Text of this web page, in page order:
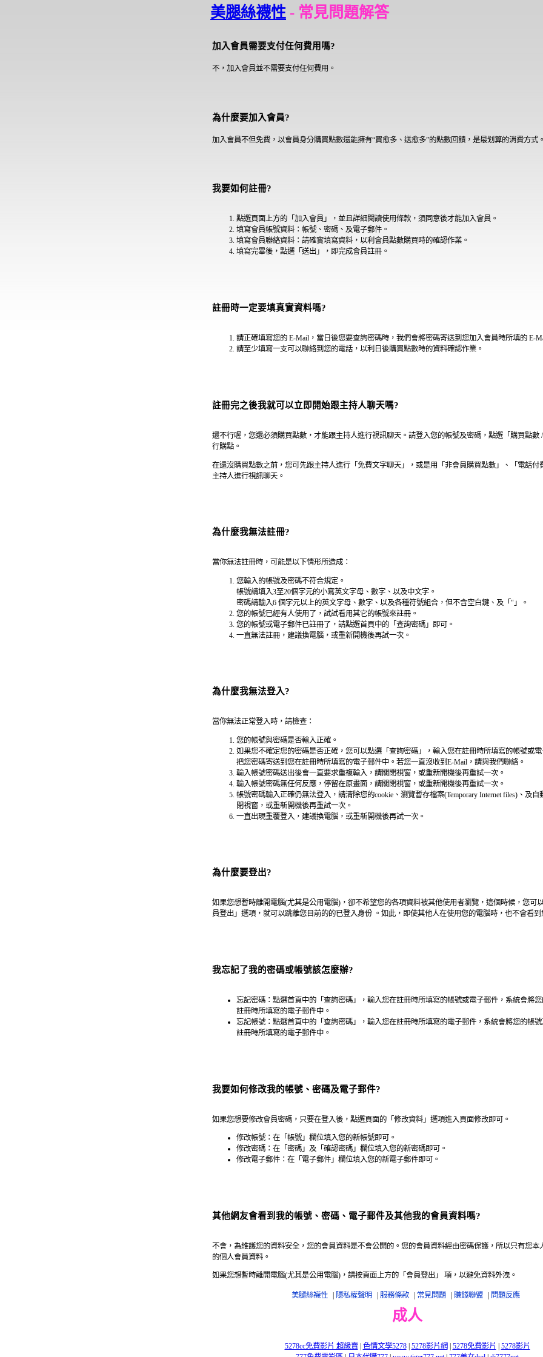
美腿絲襪性 - 常見問題解答
加入會員需要支付任何費用嗎?
不，加入會員並不需要支付任何費用。
為什麼要加入會員?
加入會員不但免費，以會員身分購買點數還能擁有“買愈多、送愈多”的點數回饋，是最划算的消費方式。
我要如何註冊?
點選頁面上方的「加入會員」，並且詳細閱讀使用條款，須同意後才能加入會員。
填寫會員帳號資料：帳號、密碼、及電子郵件。
填寫會員聯絡資料：請確實填寫資料，以利會員點數購買時的確認作業。
填寫完畢後，點選「送出」，即完成會員註冊。
註冊時一定要填真實資料嗎?
請正確填寫您的 E-Mail，當日後您要查詢密碼時，我們會將密碼寄送到您加入會員時所填的 E-
請至少填寫一支可以聯絡到您的電話，以利日後購買點數時的資料確認作業。
註冊完之後我就可以立即開始跟主持人聊天嗎?
還不行喔，您還必須購買點數，才能跟主持人進行視訊聊天。請登入您的帳號及密碼，點選「購買點數
行購點。
在還沒購買點數之前，您可先跟主持人進行「免費文字聊天」，或是用「非會員購買點數」、「電話付
主持人進行視訊聊天。
為什麼我無法註冊?
當你無法註冊時，可能是以下情形所造成：
您輸入的帳號及密碼不符合規定。
帳號請填入3至20個字元的小寫英文字母、數字、以及中文字。
密碼請輸入6 個字元以上的英文字母、數字、以及各種符號組合，但不含空白鍵、及「"」。
您的帳號已經有人使用了，試試看用其它的帳號來註冊。
您的帳號或電子郵件已註冊了，請點選首頁中的「查詢密碼」即可。
一直無法註冊，建議換電腦，或重新開機後再試一次。
為什麼我無法登入?
當你無法正常登入時，請檢查：
您的帳號與密碼是否輸入正確。
如果您不確定您的密碼是否正確，您可以點選「查詢密碼」，輸入您在註冊時所填寫的帳號或
把您密碼寄送到您在註冊時所填寫的電子郵件中。若您一直沒收到E-Mail，請與我們聯絡。
輸入帳號密碼送出後會一直要求重複輸入，請關閉視窗，或重新開機後再重試一次。
輸入帳號密碼無任何反應，停留在原畫面，請關閉視窗，或重新開機後再重試一次。
帳號密碼輸入正確仍無法登入，請清除您的cookie、瀏覽暫存檔案(Temporary Internet files)、及
閉視窗，或重新開機後再重試一次。
一直出現重覆登入，建議換電腦，或重新開機後再試一次。
為什麼要登出?
如果您想暫時離開電腦(尤其是公用電腦)，卻不希望您的各項資料被其他使用者瀏覽，這個時候，您可
員登出」選項，就可以跳離您目前的的已登入身份 。如此，即使其他人在使用您的電腦時，也不會看到
我忘記了我的密碼或帳號該怎麼辦?
忘記密碼：點選首頁中的「查詢密碼」，輸入您在註冊時所填寫的帳號或電子郵件，系統會將
註冊時所填寫的電子郵件中。
忘記帳號：點選首頁中的「查詢密碼」，輸入您在註冊時所填寫的電子郵件，系統會將您的帳
註冊時所填寫的電子郵件中。
我要如何修改我的帳號、密碼及電子郵件?
如果您想要修改會員密碼，只要在登入後，點選頁面的「修改資料」選項進入頁面修改即可。
修改帳號：在「帳號」欄位填入您的新帳號即可。
修改密碼：在「密碼」及「確認密碼」欄位填入您的新密碼即可。
修改電子郵件：在「電子郵件」欄位填入您的新電子郵件即可。
其他網友會看到我的帳號、密碼、電子郵件及其他我的會員資料嗎?
不會，為維護您的資料安全，您的會員資料是不會公開的。您的會員資料經由密碼保護，所以只有您本
的個人會員資料。
如果您想暫時離開電腦(尤其是公用電腦)，請按頁面上方的「會員登出」 項，以避免資料外洩。
美腿絲襪性 隱私權聲明 服務條款 常見問題 賺錢聯盟 問題反應
成人
5278cc免費影片 超級賣 色情文學5278| 5278影片網 5278免費影片
5278影片